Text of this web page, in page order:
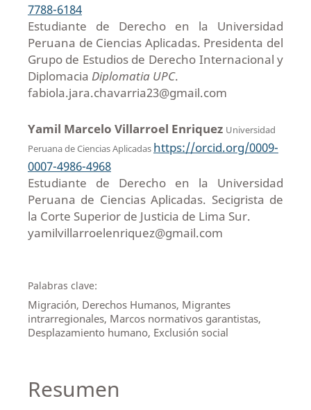
7788-6184
Estudiante de Derecho en la Universidad
Peruana de Ciencias Aplicadas. Presidenta del
Grupo de Estudios de Derecho Internacional y
Diplomacia Diplomatia UPC.
fabiola.jara.chavarria23@gmail.com
Yamil Marcelo Villarroel Enriquez Universidad
Peruana de Ciencias Aplicadas https://orcid.org/0009-
0007-4986-4968
Estudiante de Derecho en la Universidad
Peruana de Ciencias Aplicadas. Secigrista de
la Corte Superior de Justicia de Lima Sur.
yamilvillarroelenriquez@gmail.com
Palabras clave:
Migración, Derechos Humanos, Migrantes
intrarregionales, Marcos normativos garantistas,
Desplazamiento humano, Exclusión social
Resumen